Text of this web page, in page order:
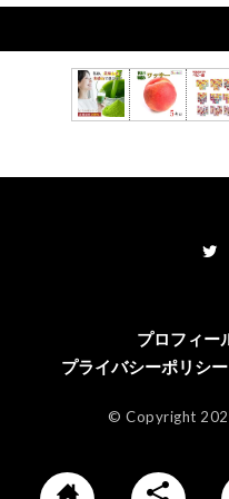
プロフィー
プライバシーポリシ
© Copyright